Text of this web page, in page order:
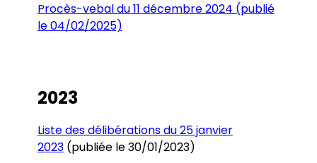
Procès-vebal du 11 décembre 2024 (publié
le 04/02/2025)
2023
Liste des délibérations du 25 janvier
2023(publiée le 30/01/2023)